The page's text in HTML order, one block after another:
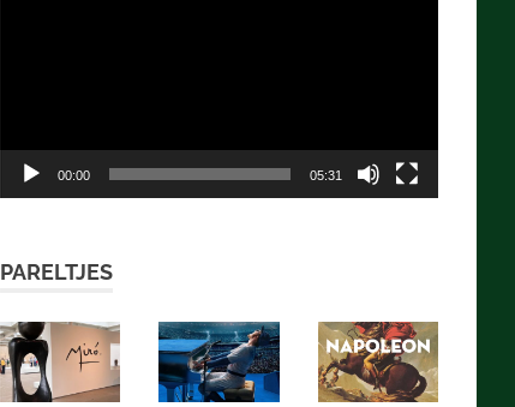
00:00 05:31
PARELTJES